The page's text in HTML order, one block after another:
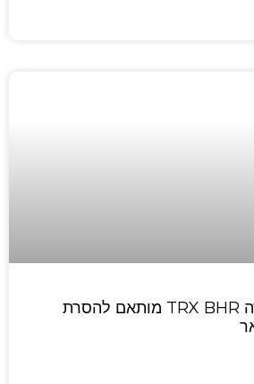
מכשיר לייזר דיודה TRX BHR מותאם להסרת